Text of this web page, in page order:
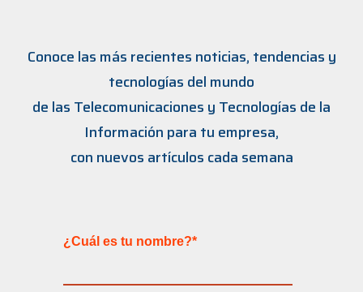
Conoce las más recientes noticias, tendencias y
tecnologías del mundo
de las Telecomunicaciones y Tecnologías de la
Información para tu empresa,
con nuevos artículos cada semana